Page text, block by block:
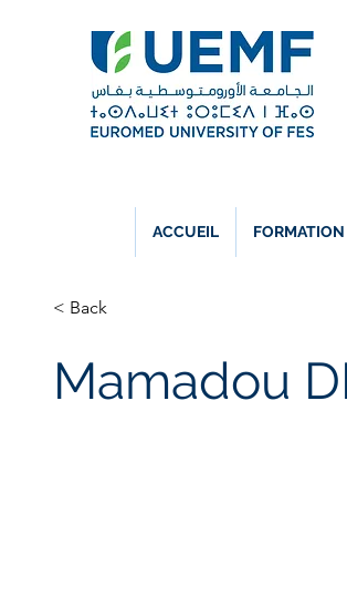
ACCUEIL FORMATION
< Back
Mamadou